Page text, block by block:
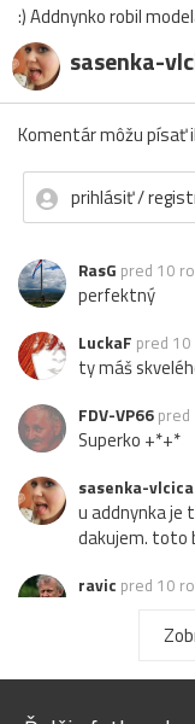
:) Addnynko robil
sasenka-
Komentár môžu písať
prihlásiť /
RasG pred 10
perfektný
LuckaF pred
ty máš
FDV-VP66 pred
Superko +*+*
sasenka-vlcica
u addnynka je
dakujem. toto
ravic pred 10
presne tak